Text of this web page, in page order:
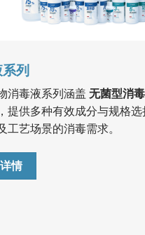
列
消毒液系列涵盖 无菌型消
提供多种有效成分与规格
工艺场景的消毒需求。
情